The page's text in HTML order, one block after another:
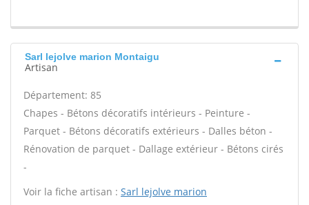
Sarl lejolve marion Montaigu
Artisan
Département: 85
Chapes - Bétons décoratifs intérieurs - Peinture -
Parquet - Bétons décoratifs extérieurs - Dalles béton -
Rénovation de parquet - Dallage extérieur - Bétons cirés
-
Voir la fiche artisan : Sarl lejolve marion